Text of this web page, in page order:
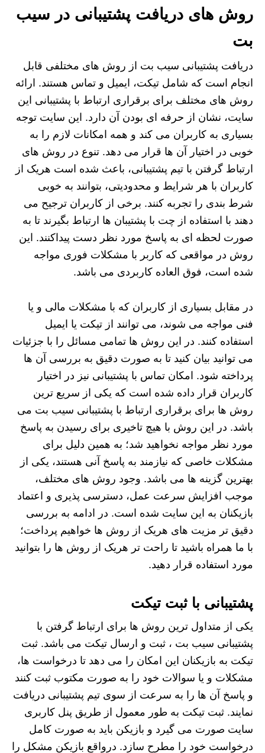
روش های دریافت پشتیبانی در سیب
بت
دریافت پشتیبانی سیب بت از روش های مختلفی قابل
انجام است که شامل تیکت، ایمیل و تماس هستند. ارائه
روش های مختلف برای برقراری ارتباط با پشتیبانی این
سایت، نشان از حرفه ای بودن آن دارد. این سایت توجه
بسیاری به کاربران می کند و همه امکانات لازم را به
خوبی در اختیار آن ها قرار می دهد. تنوع در روش های
ارتباط گرفتن با تیم پشتیبانی، باعث شده است هریک از
کاربران با هر شرایط و محدودیتی، بتوانند به خوبی
شرط بندی را تجربه کنند. برخی از کاربران ترجیح می
دهند با استفاده از چت با پشتیبان ها ارتباط بگیرند تا به
صورت لحظه ای به پاسخ مورد نظر دست پیداکنند. این
روش در مواقعی که کاربر با مشکلات فوری مواجه
شده است، فوق العاده کاربردی می باشد.
در مقابل بسیاری از کاربران که با مشکلات مالی و یا
فنی مواجه می شوند، می توانند از تیکت یا ایمیل
استفاده کنند. در این روش ها تمامی مسائل را با جزئیات
می توانید بیان کنید تا به صورت دقیق به بررسی آن ها
پرداخته شود. امکان تماس با پشتیبانی نیز در اختیار
کاربران قرار داده شده است که یکی از سریع ترین
روش ها برای برقراری ارتباط با پشتیبانی سیب بت می
باشد. در این روش با هیچ تاخیری برای رسیدن به پاسخ
مورد نظر مواجه نخواهید شد؛ به همین دلیل برای
مشکلات خاصی که نیازمند به پاسخ آنی هستند، یکی از
بهترین گزینه ها می باشد. وجود روش های مختلف،
موجب افزایش سرعت عمل، دسترسی پذیری و اعتماد
بازیکنان به این سایت شده است. در ادامه به بررسی
دقیق تر مزیت های هریک از روش ها خواهیم پرداخت؛
با ما همراه باشید تا راحت تر هریک از روش ها را بتوانید
مورد استفاده قرار دهید.
پشتیبانی با ثبت تیکت
یکی از متداول ترین روش ها برای ارتباط گرفتن با
پشتیبانی سیب بت ، ثبت و ارسال تیکت می باشد. ثبت
تیکت به بازیکنان این امکان را می دهد تا درخواست ها،
مشکلات و یا سوالات خود را به صورت مکتوب ثبت کنند
و پاسخ آن ها را به سرعت از سوی تیم پشتیبانی دریافت
نمایند. ثبت تیکت به طور معمول از طریق پنل کاربری
سایت صورت می گیرد و بازیکن باید به صورت کامل
درخواست خود را مطرح سازد. درواقع بازیکن مشکل را